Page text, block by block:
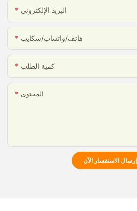
البريد الإلكتروني
هاتف/واتساب/سكايب
كمية الطلب
المحتوى
إرسال الاستفسار الآن